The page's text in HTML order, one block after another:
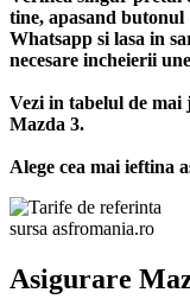
tine, apasand
Whatsapp si lasa in
necesare incheierii
Vezi in tabelul de
Mazda 3.
Alege cea mai ieftina
sursa asfromania.ro
Asigurare